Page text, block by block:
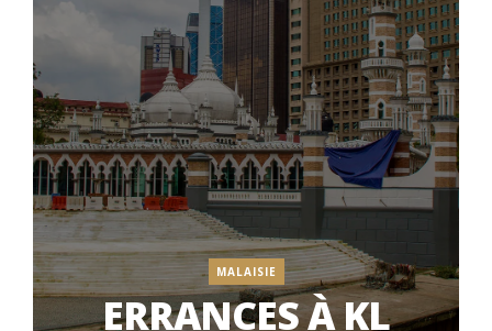
MALAISIE
ERRANCES À KL